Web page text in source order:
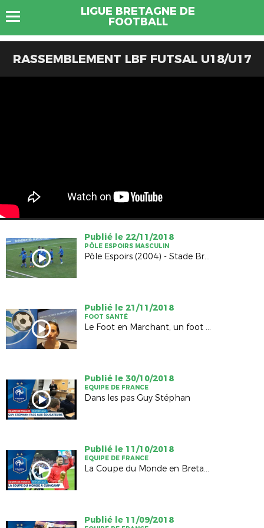
LIGUE BRETAGNE DE
FOOTBALL
RASSEMBLEMENT LBF FUTSAL U18/U17
Publié le 22/11/2018
PÔLE ESPOIRS MASCULIN
Pôle Espoirs (2004) - Stade Brestois 29 (3-1)
Publié le 21/11/2018
FOOT SANTÉ
Le Foot en Marchant, un foot pour tous
Publié le 30/10/2018
EQUIPE DE FRANCE
Dans les pas Guy Stéphan
Publié le 11/10/2018
EQUIPE DE FRANCE
La Coupe du Monde en Bretagne
Publié le 11/09/2018